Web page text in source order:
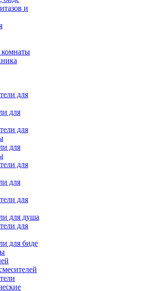
и
комнаты
для
для
для
для душа
для биде